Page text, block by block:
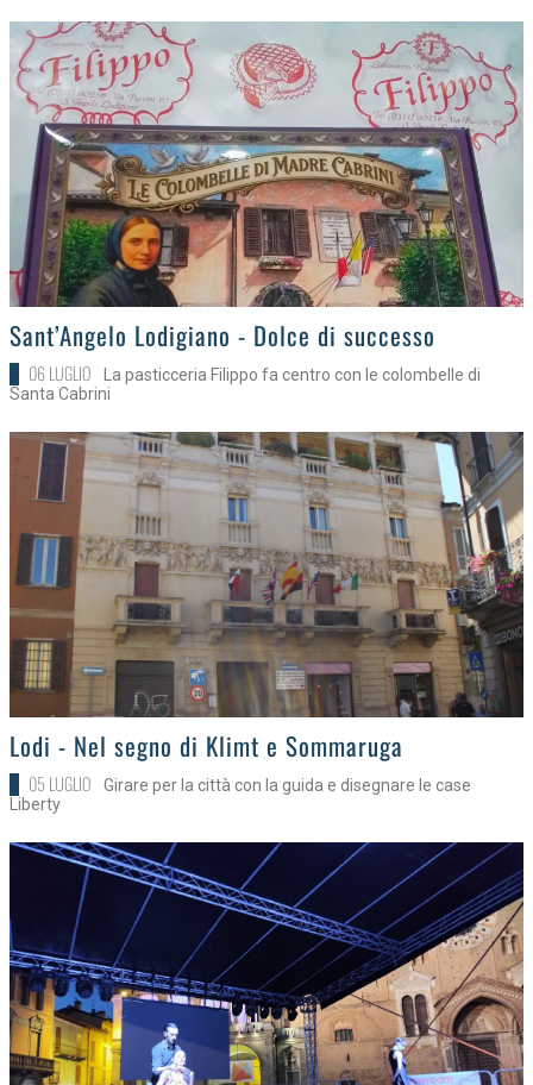
>
Sant’Angelo Lodigiano - Dolce di successo
06 LUGLIO
La pasticceria Filippo fa centro con le colombelle di
Santa Cabrini
>Lodi - Nel segno di Klimt e Sommaruga
05 LUGLIO
Girare per la città con la guida e disegnare le case
Liberty